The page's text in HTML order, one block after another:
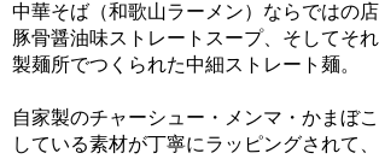
中華そば（和歌山ラーメン）ならではの
豚骨醤油味ストレートスープ、そしてそ
製麺所でつくられた中細ストレート麺。
自家製のチャーシュー・メンマ・かまぼ
している素材が丁寧にラッピングされて